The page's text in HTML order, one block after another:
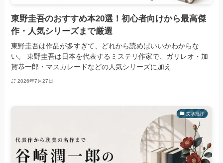
東野圭吾のおすすめ本20選！初心者向けから最高傑
作・人気シリーズまで厳選
東野圭吾は作品が多すぎて、どれから読めばいいかわからな
い。 東野圭吾は日本を代表するミステリ作家で、ガリレオ・加
賀恭一郎・マスカレードなどの人気シリーズに加え...
2026年7月27日
文学批評